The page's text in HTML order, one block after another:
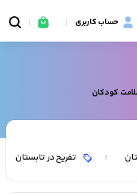
حساب کاربری
کودکان
1 تفریح در تابستان